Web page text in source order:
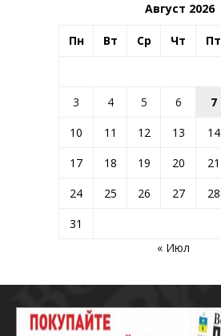
Август 2026
Пн Вт Ср Чт Пт
3
4 5 6 7
10
11 12 13 14
17
18 19 20 21
24
25 26 27 28
31
« Июл